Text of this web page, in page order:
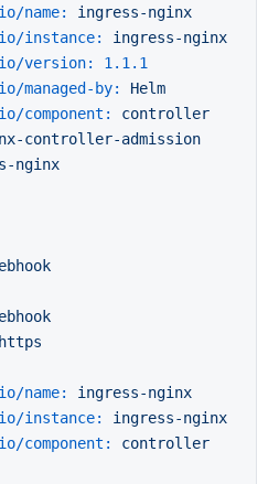
name:
ingress-nginx
instance:
ingress-nginx
version:
1.1 .1
managed-by:
Helm
component:
controller
controller-admission
nginx
https
name:
ingress-nginx
instance:
ingress-nginx
component:
controller